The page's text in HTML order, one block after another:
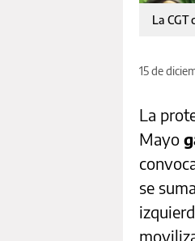
La CGT
15 de
La
Mayo
se